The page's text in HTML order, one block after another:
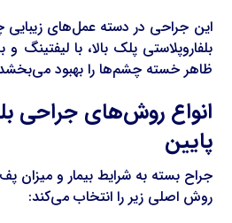
این جراحی در دسته عمل‌های زیبایی
بلفاروپلاستی پلک بالا، با لیفتینگ
ظاهر خسته چشم‌ها را بهبود
انواع روش‌های جراحی
پایین
جراح بسته به شرایط بیمار و میزان
روش اصلی زیر را انتخاب می‌کند: